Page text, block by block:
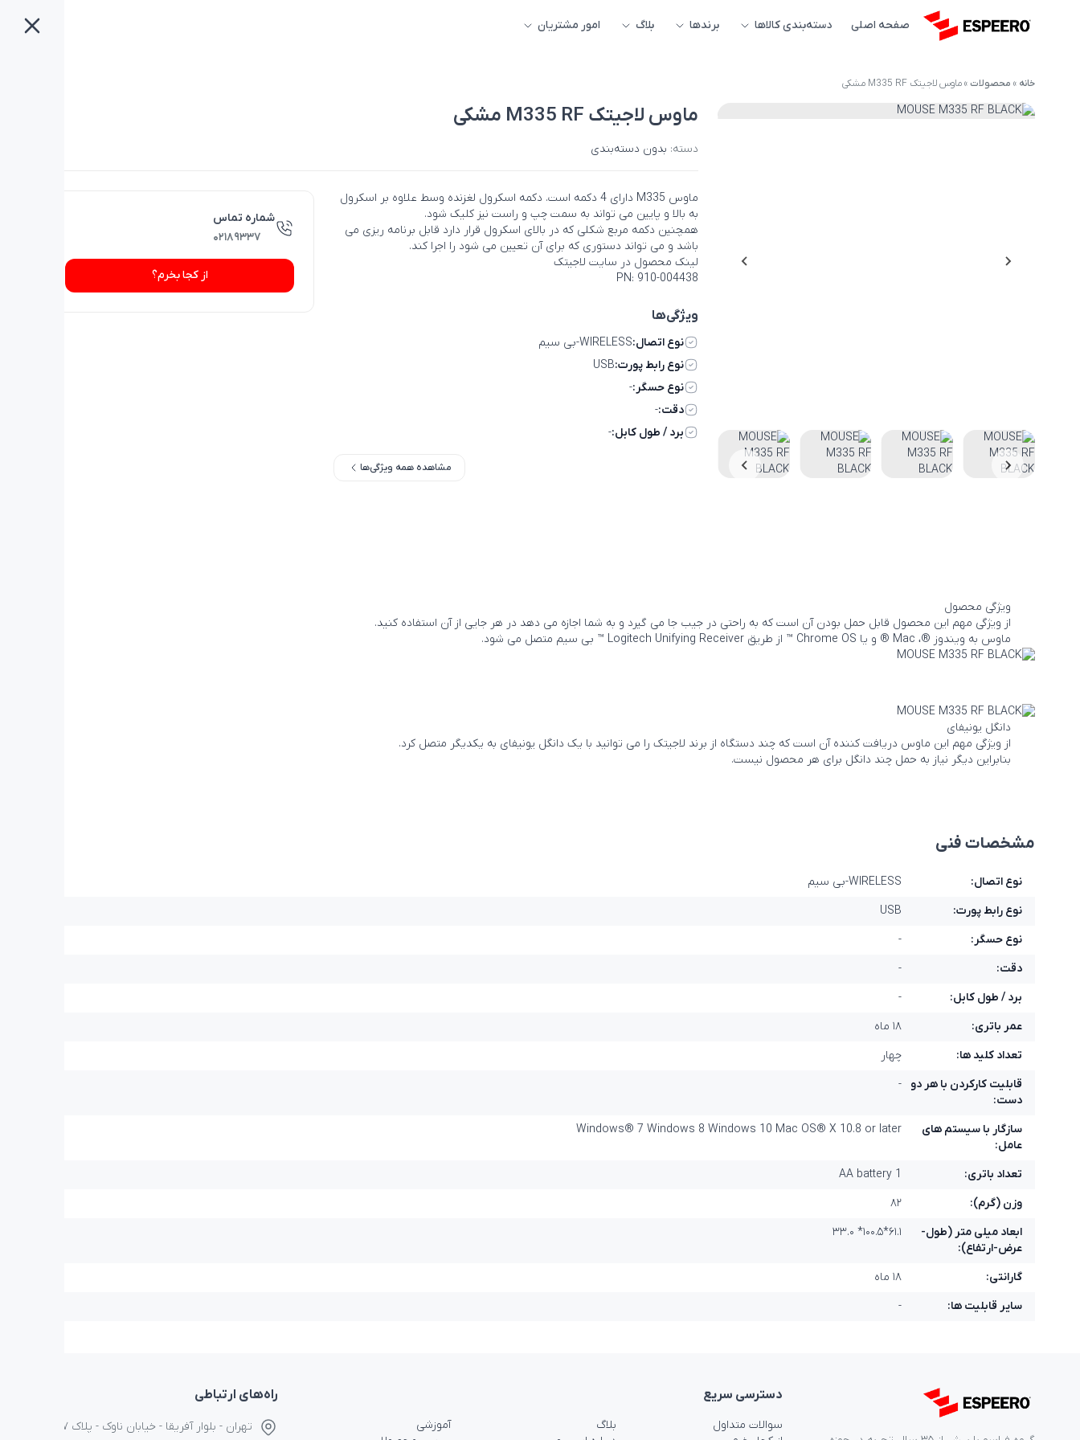
صفحه اصلی دسته‌بندی کالاها برندها بلاگ امور مشتریان
خانه » محصولات»ماوس لاجیتک M335 RF مشکی
ماوس لاجیتک M335 RF مشکی
دسته: بدون دسته‌بندی
ماوس M335 دارای 4 دکمه است. دکمه اسکرول لغزنده وسط علاوه بر اسکرول
به بالا و پایین می تواند به سمت چپ و راست نیز کلیک شود.
همچنین دکمه مربع شکلی که در بالای اسکرول قرار دارد قابل برنامه ریزی می
باشد و می تواند دستوری که برای آن تعیین می شود را اجرا کند.
لینک محصول در سایت لاجیتک
PN: 910-004438
ویژگی‌ها
نوع اتصال:WIRELESS-بی سیم
نوع رابط پورت:USB
نوع حسگر:-
دقت:-
برد / طول کابل:-
مشاهده همه ویژگی‌ها
شماره تماس
۰۲۱۸۹۳۳۷
از کجا بخرم؟
ویژگی محصول
از ویژگی مهم این محصول قابل حمل بودن آن است که به راحتی در جیب جا می گیرد و به شما اجازه می دهد در هر جایی از آن استفاده کنید.
ماوس به ویندوز ®، Mac ® و یا Chrome OS ™ از طریق Logitech Unifying Receiver ™ بی سیم متصل می شود.
دانگل یونیفای
از ویژگی مهم این ماوس دریافت کننده آن است که چند دستگاه از برند لاجیتک را می توانید با یک دانگل یونیفای به یکدیگر متصل کرد.
بنابراین دیگر نیاز به حمل چند دانگل برای هر محصول نیست.
مشخصات فنی
نوع اتصال:
WIRELESS-بی سیم
نوع رابط پورت:
USB
نوع حسگر:
-
دقت:
-
برد / طول کابل:
-
عمر باتری:
۱۸ ماه
تعداد کلید ها:
چهار
قابليت کارکردن با هر دو
دست:
-
سازگار با سیستم های
عامل:
Windows® 7 Windows 8 Windows 10 Mac OS® X 10.8 or later
تعداد باتری:
1 AA battery
وزن (گرم):
۸۲
ابعاد میلی متر (طول-
عرض-ارتفاع):
۶۱.۱*۱۰۰.۵* ۳۳.۰
گارانتی:
۱۸ ماه
سایر قابلیت ها:
-
دسترسی‌ سریع
سوالات متداول
بلاگ
آموزشی
راه‌های ارتباطی
تهران - بلوار آفریقا - خیابان ناوک - پلاک ۱۷